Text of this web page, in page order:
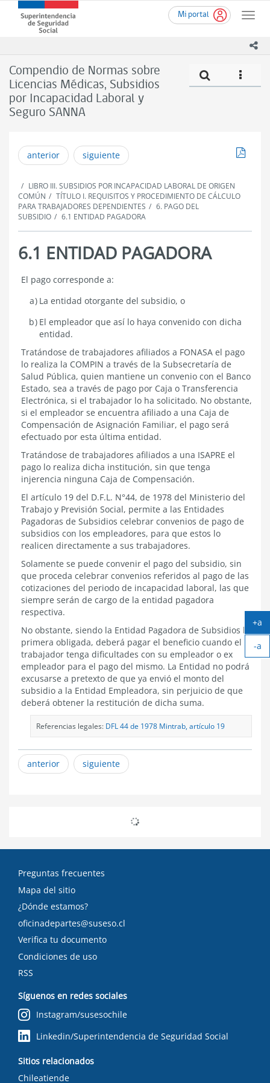
contenido
Mi portal
Toggle
Superintendencia
de
(SUSESO)
-
Gobierno
de
Chile
Compendio de Normas sobre
Licencias Médicas, Subsidios
por Incapacidad Laboral y
Seguro SANNA
icono
anterior siguiente
LIBRO III. SUBSIDIOS POR INCAPACIDAD LABORAL DE ORIGEN
COMÚN
TÍTULO I. REQUISITOS Y PROCEDIMIENTO DE CÁLCULO
PARA TRABAJADORES DEPENDIENTES
6. PAGO DEL
SUBSIDIO
6.1 ENTIDAD PAGADORA
6.1 ENTIDAD PAGADORA
6.1
PAGADORA
El pago corresponde a:
La entidad otorgante del subsidio, o
El empleador que así lo haya convenido con dicha
entidad.
Tratándose de trabajadores afiliados a FONASA el pago
lo realiza la COMPIN a través de la Subsecretaría de
Salud Pública, quien mantiene un convenio con el Banco
Estado, sea a través de pago por Caja o Transferencia
Electrónica, si el trabajador lo ha solicitado. No obstante,
si el empleador se encuentra afiliado a una Caja de
Compensación de Asignación Familiar, el pago será
efectuado por esta última entidad.
Tratándose de trabajadores afiliados a una ISAPRE el
pago lo realiza dicha institución, sin que tenga
injerencia ninguna Caja de Compensación.
El artículo 19 del D.F.L. N°44, de 1978 del Ministerio del
Trabajo y Previsión Social, permite a las Entidades
Pagadoras de Subsidios celebrar convenios de pago de
subsidios con los empleadores, para que estos lo
realicen directamente a sus trabajadores.
Solamente se puede convenir el pago del subsidio, sin
que proceda celebrar convenios referidos al pago de las
cotizaciones del periodo de incapacidad laboral, las que
siempre serán de cargo de la entidad pagadora
respectiva.
No obstante, siendo la Entidad Pagadora de Subsidios la
primera obligada, deberá pagar el beneficio cuando el
trabajador tenga dificultades con su empleador o ex
empleador para el pago del mismo. La Entidad no podrá
excusarse a pretexto de que ya envió el monto del
subsidio a la Entidad Empleadora, sin perjuicio de que
deberá obtener la restitución de dicha suma.
Referencias legales: DFL 44 de 1978 Mintrab, artículo 19
anterior siguiente
Preguntas frecuentes
Mapa del sitio
¿Dónde estamos?
oficinadepartes@suseso.cl
Verifica tu documento
Condiciones de uso
RSS
Síguenos en redes sociales
Instagram/susesochile
Linkedin/Superintendencia de Seguridad Social
Sitios relacionados
Chileatiende
+a
-a